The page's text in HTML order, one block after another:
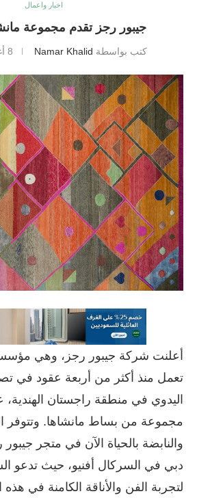
اخبار واعمال
جيبور رجز تقدم مجموعة
كتب بواسطة Namar Khalid 8 أغسطس، 2023
أعلنت شركة جيبور رجز، وهي
تعمل منذ أكثر من أربعة عقود في
اليدوي في منطقة راجستان
مجموعة من بساط مانشاها. وتتوفر
والنابضة بالحياة الآن في متجر
دبي في السركال أفنيو، حيث تدعو
لتجربة الفن والأناقة الكامنة في هذه